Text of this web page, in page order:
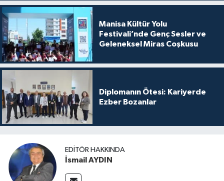
Manisa Kültür Yolu
Festivali’nde Genç Sesler ve
Geleneksel Miras Coşkusu
Diplomanın Ötesi: Kariyerde
Ezber Bozanlar
EDITÖR HAKKINDA
İsmail AYDIN